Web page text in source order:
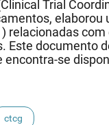
Trial
relacionadas
Este documento
se
ctcg